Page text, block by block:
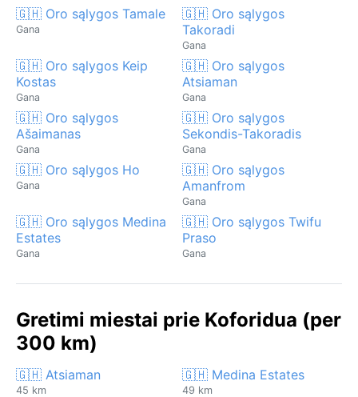
🇬🇭 Oro sąlygos Tamale
Gana
🇬🇭 Oro sąlygos
Takoradi
Gana
🇬🇭 Oro sąlygos Keip
Kostas
Gana
🇬🇭 Oro sąlygos
Atsiaman
Gana
🇬🇭 Oro sąlygos
Ašaimanas
Gana
🇬🇭 Oro sąlygos
Sekondis-Takoradis
Gana
🇬🇭 Oro sąlygos Ho
Gana
🇬🇭 Oro sąlygos
Amanfrom
Gana
🇬🇭 Oro sąlygos Medina
Estates
Gana
🇬🇭 Oro sąlygos Twifu
Praso
Gana
Gretimi miestai prie Koforidua (per
300 km)
🇬🇭 Atsiaman
45 km
🇬🇭 Medina Estates
49 km